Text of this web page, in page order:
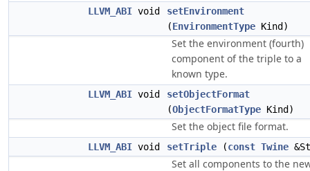
LLVM_ABI void
setEnvironment
(EnvironmentType Kind)
Set the environment (fourth)
component of the triple to a
known type.
LLVM_ABI void
setObjectFormat
(ObjectFormatType Kind)
Set the object file format.
LLVM_ABI void setTriple (const Twine
Set all components to the